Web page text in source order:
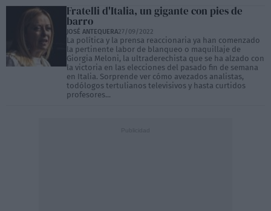
Fratelli d'Italia, un gigante con pies de
barro
JOSÉ ANTEQUERA27/09/2022
La política y la prensa reaccionaria ya han comenzado
la pertinente labor de blanqueo o maquillaje de
Giorgia Meloni, la ultraderechista que se ha alzado con
la victoria en las elecciones del pasado fin de semana
en Italia. Sorprende ver cómo avezados analistas,
todólogos tertulianos televisivos y hasta curtidos
profesores...